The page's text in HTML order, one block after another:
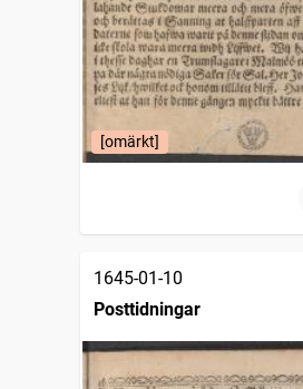
[omärkt]
1645-01-10
Posttidningar